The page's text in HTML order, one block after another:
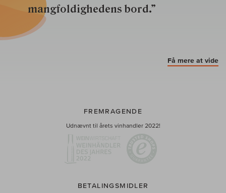
mangfoldighedens bord.”
Få mere at vide
FREMRAGENDE
Udnævnt til årets vinhandler 2022!
BETALINGSMIDLER